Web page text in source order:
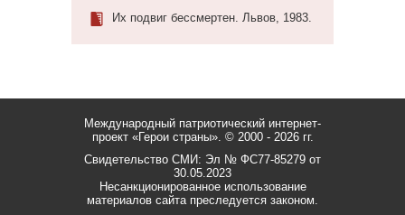
Их подвиг бессмертен. Львов, 1983.
Международный патриотический интернет-
проект «Герои страны». © 2000 - 2026 гг.
Свидетельство СМИ: Эл № ФС77-85279 от
30.05.2023
Несанкционированное использование
материалов сайта преследуется законом.